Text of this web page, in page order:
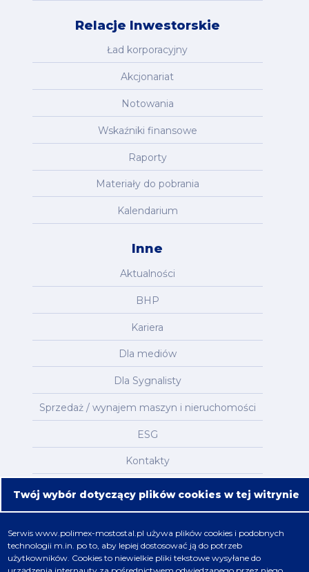
Relacje Inwestorskie
Ład korporacyjny
Akcjonariat
Notowania
Wskaźniki finansowe
Raporty
Materiały do pobrania
Kalendarium
Inne
Aktualności
BHP
Kariera
Dla mediów
Dla Sygnalisty
Sprzedaż / wynajem maszyn i nieruchomości
ESG
Kontakty
Mapa serwisu
Nafta, chemia, gaz
Twój wybór dotyczący plików cookies w tej witrynie
Serwiswww.polimex-mostostal.pl używa plików cookies i podobnych
technologii m.in. po to, aby lepiej dostosować ją do potrzeb
użytkowników. Cookies to niewielkie pliki tekstowe wysyłane do